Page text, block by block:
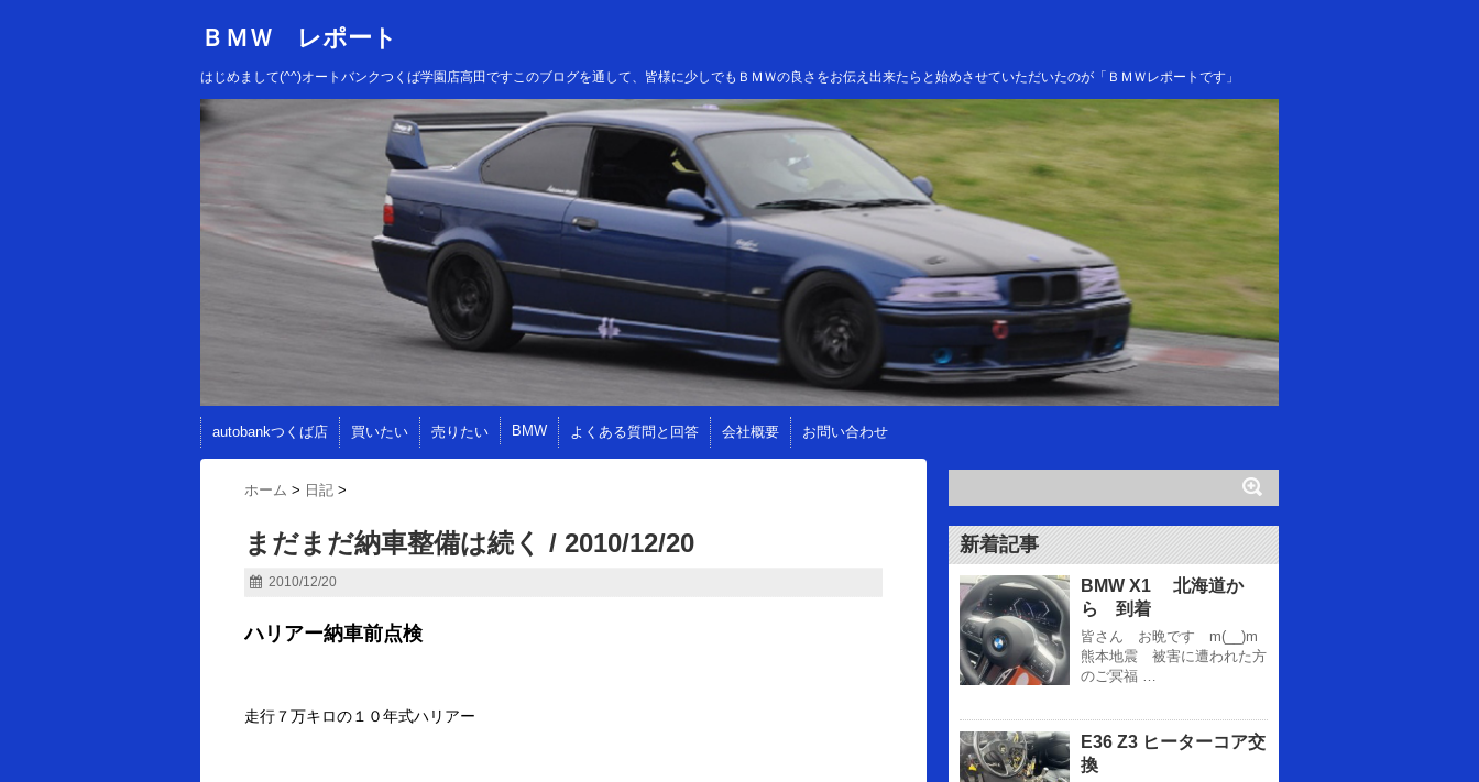
ＢＭＷ レポート
はじめまして(^^)オートバンクつくば学園店高田ですこのブログを通して、皆様に少しでもＢＭＷの良さをお伝え出来たらと始めさせていただいたのが「ＢＭＷレポートです」
autobankつくば店 買いたい 売りたい BMW よくある質問と回答 会社概要 お問い合わせ
ホーム > 日記 >
まだまだ納車整備は続く / 2010/12/20
2010/12/20
ハリアー納車前点検
走行７万キロの１０年式ハリアー
新着記事
BMW X1 北海道か
ら 到着
皆さん お晩です m(__)m
熊本地震 被害に遭われた方
のご冥福 …
E36 Z3 ヒーターコア交
換